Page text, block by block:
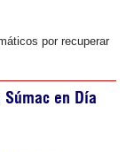
por recuperar
en Día